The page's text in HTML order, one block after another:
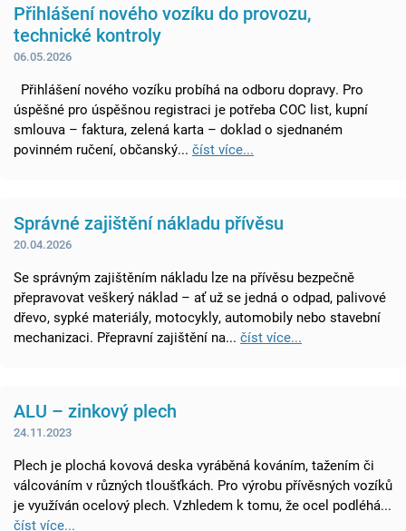
Přihlášení nového vozíku do provozu,
technické kontroly
06.05.2026
Přihlášení nového vozíku probíhá na odboru dopravy. Pro
úspěšné pro úspěšnou registraci je potřeba COC list, kupní
smlouva – faktura, zelená karta – doklad o sjednaném
povinném ručení, občanský... číst více...
Správné zajištění nákladu přívěsu
20.04.2026
Se správným zajištěním nákladu lze na přívěsu bezpečně
přepravovat veškerý náklad – ať už se jedná o odpad, palivové
dřevo, sypké materiály, motocykly, automobily nebo stavební
mechanizaci. Přepravní zajištění na... číst více...
ALU – zinkový plech
24.11.2023
Plech je plochá kovová deska vyráběná kováním, tažením či
válcováním v různých tloušťkách. Pro výrobu přívěsných vozíků
je využíván ocelový plech. Vzhledem k tomu, že ocel podléhá...
číst více...